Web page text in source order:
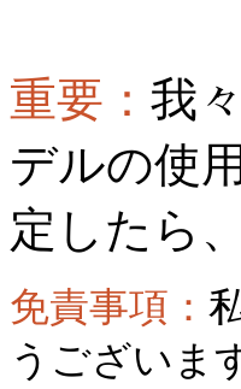
重要： 我
デルの使
定したら
免責事項：
うございま